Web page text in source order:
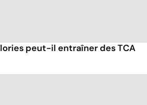
peut-il entraîner des TCA